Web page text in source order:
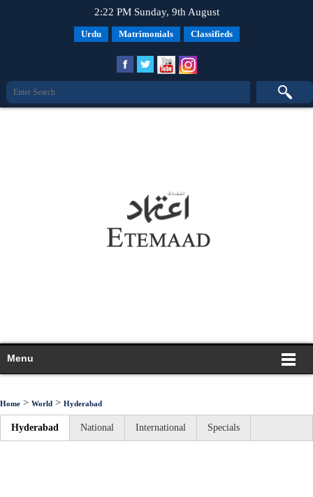
2:22 PM Sunday, 9th August
Urdu Matrimonials Classifieds
Menu
Home > World > Hyderabad
Hyderabad National International Specials